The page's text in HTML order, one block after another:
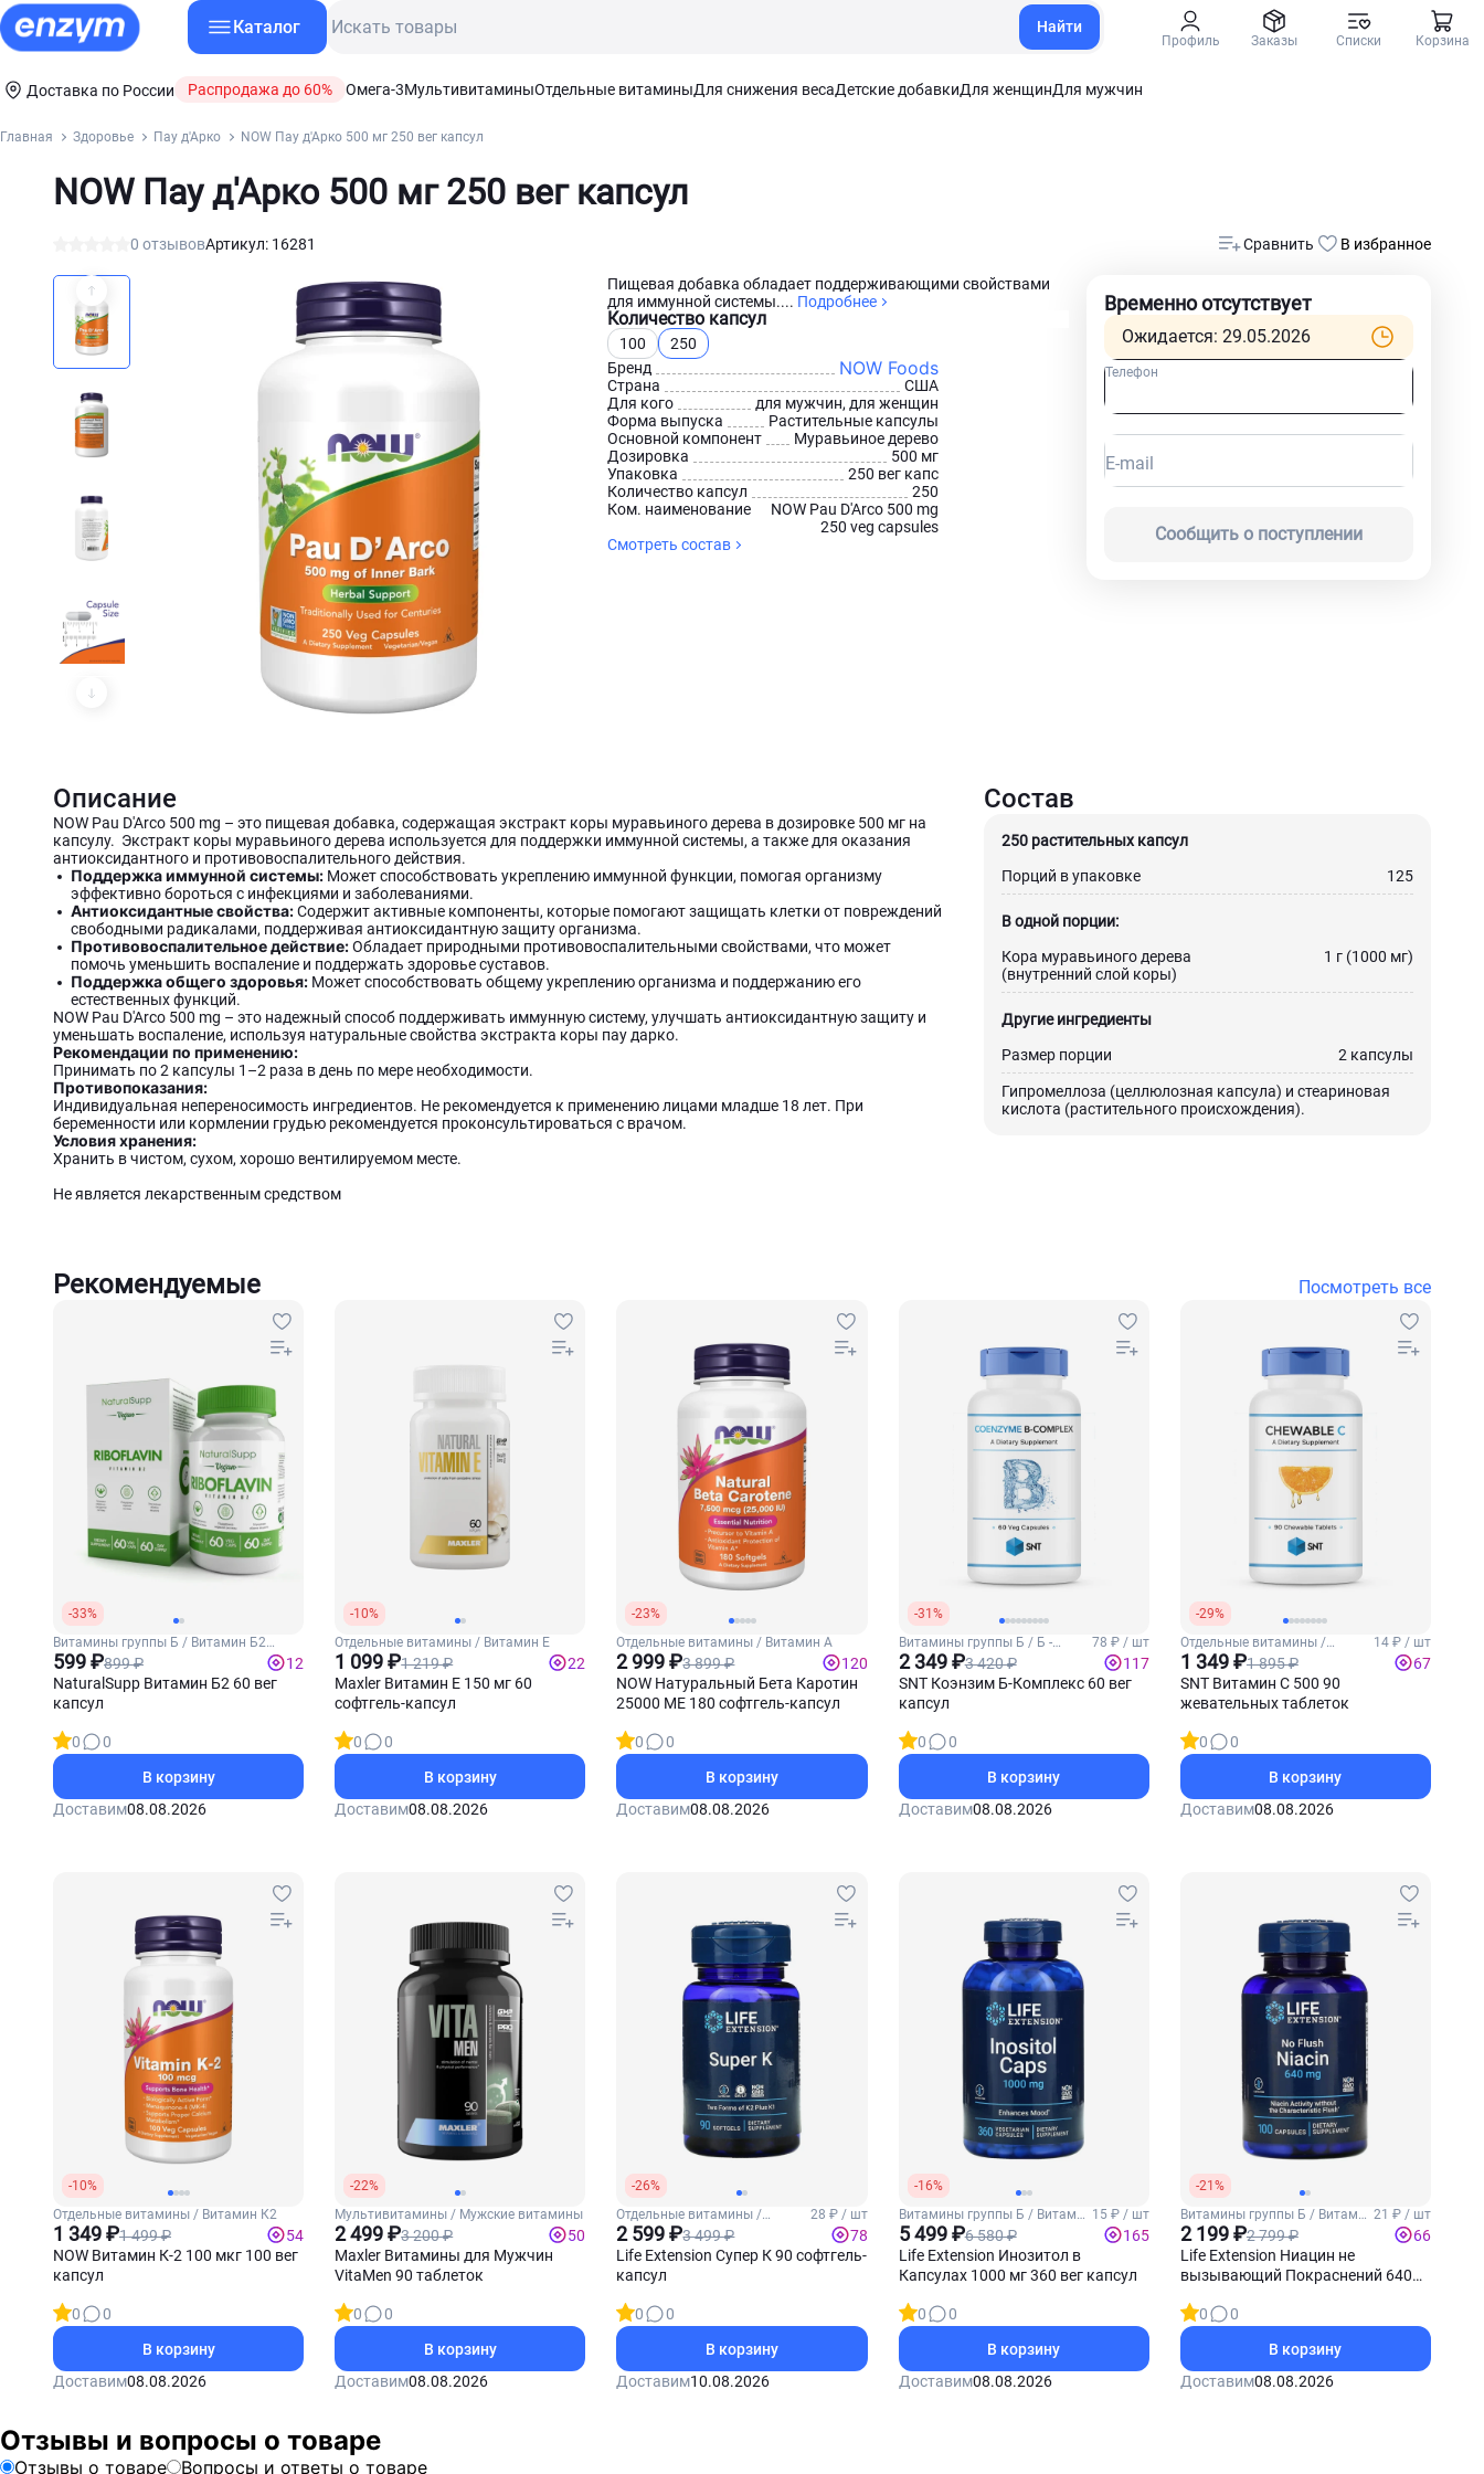
Каталог Найти
Профиль Заказы Списки Корзина
Доставка по России Распродажа до 60% Омега-3МультивитаминыОтдельные витаминыДля снижения весаДетские добавкиДля женщинДля мужчин
Главная Здоровье Пау д'Арко NOW Пау д'Арко 500 мг 250 вег капсул
NOW Пау д'Арко 500 мг 250 вег капсул
0 отзывовАртикул: 16281 Сравнить В избранное
Пищевая добавка обладает поддерживающими свойствами
для иммунной системы.... Подробнее
Количество капсул
100
250
Бренд
NOW Foods
Страна
США
Для кого
для мужчин, для женщин
Форма выпуска
Растительные капсулы
Основной компонент
Муравьиное дерево
Дозировка
500 мг
Упаковка
250 вег капс
Количество капсул
250
Ком. наименование
NOW Pau D'Arco 500 mg
250 veg capsules
Смотреть состав
Временно отсутствует
Ожидается: 29.05.2026
Телефон
E-mail
Сообщить о поступлении
Описание Состав
NOW Pau D'Arco 500 mg – это пищевая добавка, содержащая экстракт коры муравьиного дерева в дозировке 500 мг на
капсулу. Экстракт коры муравьиного дерева используется для поддержки иммунной системы, а также для оказания
антиоксидантного и противовоспалительного действия.
Поддержка иммунной системы: Может способствовать укреплению иммунной функции, помогая организму
эффективно бороться с инфекциями и заболеваниями.
Антиоксидантные свойства:Содержит активные компоненты, которые помогают защищать клетки от повреждений
свободными радикалами, поддерживая антиоксидантную защиту организма.
Противовоспалительное действие:Обладает природными противовоспалительными свойствами, что может
помочь уменьшить воспаление и поддержать здоровье суставов.
Поддержка общего здоровья: Может способствовать общему укреплению организма и поддержанию его
естественных функций.
NOW Pau D'Arco 500 mg – это надежный способ поддерживать иммунную систему, улучшать антиоксидантную защиту и
уменьшать воспаление, используя натуральные свойства экстракта коры пау дарко.
Рекомендации по применению:
Принимать по 2 капсулы 1–2 раза в день по мере необходимости.
Противопоказания:
Индивидуальная непереносимость ингредиентов. Не рекомендуется к применению лицами младше 18 лет. При
беременности или кормлении грудью рекомендуется проконсультироваться с врачом.
Условия хранения:
Хранить в чистом, сухом, хорошо вентилируемом месте.
Не является лекарственным средством
250 растительных капсул
Порций в упаковке
125
В одной порции:
Кора муравьиного дерева
(внутренний слой коры)
1 г (1000 мг)
Другие ингредиенты
Размер порции
2 капсулы
Гипромеллоза (целлюлозная капсула) и стеариновая
кислота (растительного происхождения).
Рекомендуемые Посмотреть все
-33%
Витамины группы Б / Витамин Б2
(Рибофлавин)
599 ₽899 ₽
12
NaturalSupp Витамин Б2 60 вег
капсул
0
0
В корзину
Доставим08.08.2026
-10%
Отдельные витамины / Витамин Е
1 099 ₽1 219 ₽
22
Maxler Витамин Е 150 мг 60
софтгель-капсул
0
0
В корзину
Доставим08.08.2026
-23%
Отдельные витамины / Витамин А
2 999 ₽3 899 ₽
120
NOW Натуральный Бета Каротин
25000 МЕ 180 софтгель-капсул
0
0
В корзину
Доставим08.08.2026
-31%
Витамины группы Б / Б -
комплекс
78 ₽ / шт
2 349 ₽3 420 ₽
117
SNT Коэнзим Б-Комплекс 60 вег
капсул
0
0
В корзину
Доставим08.08.2026
-29%
Отдельные витамины /
Витамин С
14 ₽ / шт
1 349 ₽1 895 ₽
67
SNT Витамин С 500 90
жевательных таблеток
0
0
В корзину
Доставим08.08.2026
-10%
Отдельные витамины / Витамин К2
1 349 ₽1 499 ₽
54
NOW Витамин К-2 100 мкг 100 вег
капсул
0
0
В корзину
Доставим08.08.2026
-22%
Мультивитамины / Мужские витамины
2 499 ₽3 200 ₽
50
Maxler Витамины для Мужчин
VitaMen 90 таблеток
0
0
В корзину
Доставим08.08.2026
-26%
Отдельные витамины /
Витамин К2
28 ₽ / шт
2 599 ₽3 499 ₽
78
Life Extension Супер К 90 софтгель-
капсул
0
0
В корзину
Доставим10.08.2026
-16%
Витамины группы Б / Витамин
Б8 (Инозитол)
15 ₽ / шт
5 499 ₽6 580 ₽
165
Life Extension Инозитол в
Капсулах 1000 мг 360 вег капсул
0
0
В корзину
Доставим08.08.2026
-21%
Витамины группы Б / Витамин
Б3 (Ниацин)
21 ₽ / шт
2 199 ₽2 799 ₽
66
Life Extension Ниацин не
вызывающий Покраснений 640
0
0
В корзину
Доставим08.08.2026
Отзывы и вопросы о товаре
Отзывы о товаре Вопросы и ответы о товаре